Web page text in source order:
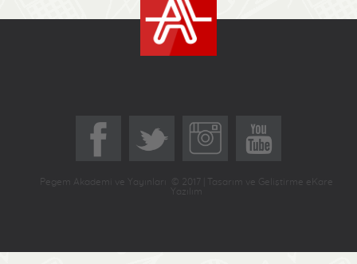
Pegem Akademi ve Yayınları © 2017 | Tasarım ve Geliştirme eKare
Yazılım